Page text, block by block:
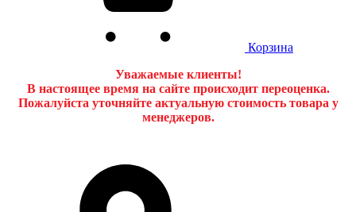
Корзина
Уважаемые клиенты!
В настоящее время на сайте происходит переоценка.
Пожалуйста уточняйте актуальную стоимость товара у
менеджеров.